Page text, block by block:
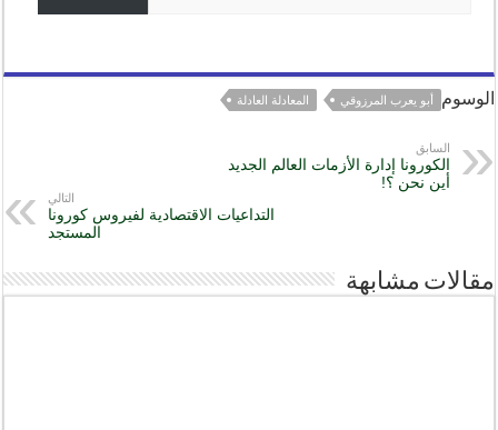
الوسوم أبو يعرب المرزوقي المعادلة العادلة
السابق
الكورونا إدارة الأزمات العالم الجديد
أين نحن ؟!
التالي
التداعيات الاقتصادية لفيروس كورونا
المستجد
مقالات مشابهة